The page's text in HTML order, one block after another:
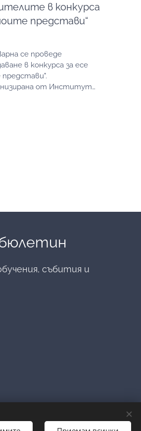
в конкурса
представи“
се проведе
в конкурса за есе
от Институт
събития и